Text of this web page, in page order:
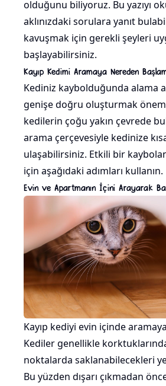
olduğunu biliyoruz. Bu yazıyı
aklınızdaki sorulara yanıt
kavuşmak için gerekli şeyleri
başlayabilirsiniz.
Kayıp Kedimi Aramaya Nereden
Kediniz kaybolduğunda alama
genişe doğru oluşturmak
kedilerin çoğu yakın çevrede
arama çerçevesiyle kedinize
ulaşabilirsiniz. Etkili bir
için aşağıdaki adımları kullanın.
Evin ve Apartmanın İçini Arayarak
Kayıp kediyi evin içinde
Kediler genellikle
noktalarda saklanabilecekleri
Bu yüzden dışarı çıkmadan